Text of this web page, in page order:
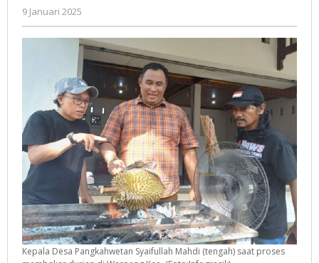
Waroeng
Kae!
9 Januari 2025
Gatot
Susanto
Kepala Desa Pangkahwetan Syaifullah Mahdi (tengah) saat proses